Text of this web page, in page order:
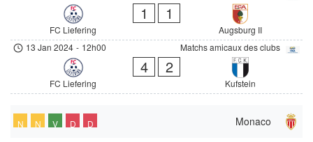
FC Liefering
1 1
Augsburg II
Matchs amicaux des clubs
13 Jan 2024 - 12h00
FC Liefering
4 2
Kufstein
Monaco
N N V D D